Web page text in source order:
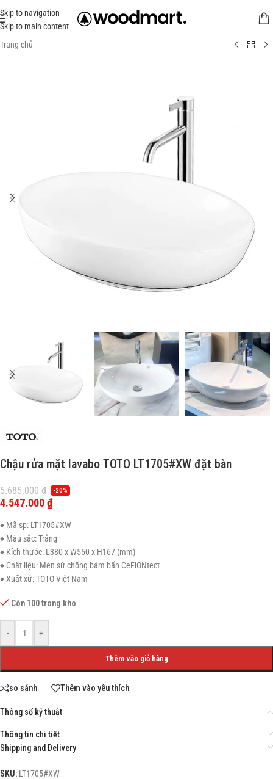
Skip to navigation
Skip to main content
Trang chủ
Chậu rửa mặt lavabo TOTO LT1705#XW đặt bàn
5.685.000₫ -20%
4.547.000₫
♦ Mã sp: LT1705#XW
♦ Màu sắc: Trắng
♦ Kích thước: L380 x W550 x H167 (mm)
♦ Chất liệu: Men sứ chống bám bẩn CeFiONtect
♦ Xuất xứ: TOTO Việt Nam
Còn 100 trong kho
- +
Thêm vào giỏ hàng
so sánh Thêm vào yêu thích
Thông số kỹ thuật
Thông tin chi tiết
Shipping and Delivery
SKU: LT1705#XW